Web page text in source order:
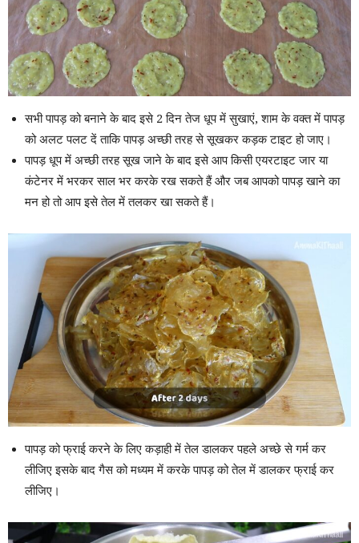
सभी पापड़ को बनाने के बाद इसे 2 दिन तेज धूप में सुखाएं, शाम के वक्त में पापड़
को अलट पलट दें ताकि पापड़ अच्छी तरह से सूखकर कड़क टाइट हो जाए।
पापड़ धूप में अच्छी तरह सूख जाने के बाद इसे आप किसी एयरटाइट जार या
कंटेनर में भरकर साल भर करके रख सकते हैं और जब आपको पापड़ खाने का
मन हो तो आप इसे तेल में तलकर खा सकते हैं।
पापड़ को फ्राई करने के लिए कड़ाही में तेल डालकर पहले अच्छे से गर्म कर
लीजिए इसके बाद गैस को मध्यम में करके पापड़ को तेल में डालकर फ्राई कर
लीजिए।